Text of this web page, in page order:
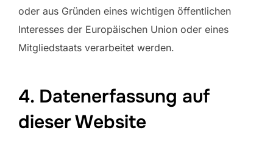
oder aus Gründen eines wichtigen öffentlichen
Interesses der Europäischen Union oder eines
Mitgliedstaats verarbeitet werden.
4. Datenerfassung auf
dieser Website